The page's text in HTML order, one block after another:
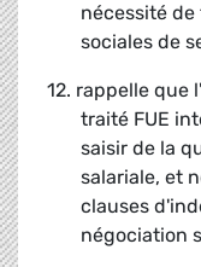
nécessité
sociales de
12. rappelle que
traité FUE
saisir de la
salariale, et
clauses
négociation